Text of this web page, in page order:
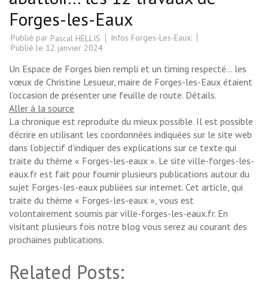
Forges-les-Eaux
Publié par Pascal HELLIS
Infos Forges-Les-Eaux:
Publié le 12 janvier 2024
Un Espace de Forges bien rempli et un timing respecté… les
vœux de Christine Lesueur, maire de Forges-les-Eaux étaient
l’occasion de présenter une feuille de route. Détails.
Aller à la source
La chronique est reproduite du mieux possible. Il est possible
d’écrire en utilisant les coordonnées indiquées sur le site web
dans l’objectif d’indiquer des explications sur ce texte qui
traite du thème « Forges-les-eaux ». Le site ville-forges-les-
eaux.fr est fait pour fournir plusieurs publications autour du
sujet Forges-les-eaux publiées sur internet. Cet article, qui
traite du thème « Forges-les-eaux », vous est
volontairement soumis par ville-forges-les-eaux.fr. En
visitant plusieurs fois notre blog vous serez au courant des
prochaines publications.
Related Posts: